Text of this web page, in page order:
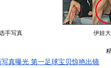
手写真 伊娃
真曝光 第一足球宝贝惊艳出镜